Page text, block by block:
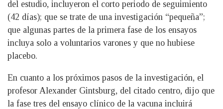
del estudio, incluyeron el corto periodo de seguimiento
(42 días); que se trate de una investigación “pequeña”;
que algunas partes de la primera fase de los ensayos
incluya solo a voluntarios varones y que no hubiese
placebo.
En cuanto a los próximos pasos de la investigación, el
profesor Alexander Gintsburg, del citado centro, dijo que
la fase tres del ensayo clínico de la vacuna incluirá